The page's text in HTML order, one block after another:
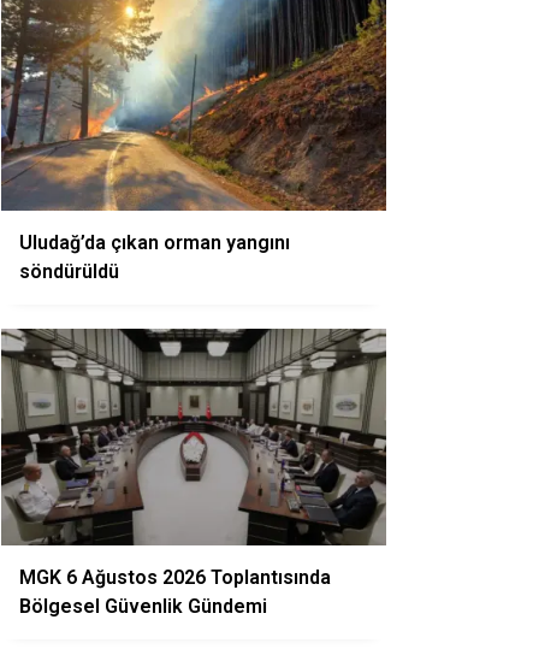
Uludağ’da çıkan orman yangını
söndürüldü
MGK 6 Ağustos 2026 Toplantısında
Bölgesel Güvenlik Gündemi